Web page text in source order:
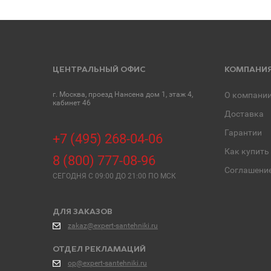
ЦЕНТРАЛЬНЫЙ ОФИС
г. Москва, проезд Нансена дом 1, этаж 4,
кабинет 46
+7 (495) 268-04-06
8 (800) 777-08-96
СЕГОДНЯ C 09:00 ДО 21:00 ПО МСК
ДЛЯ ЗАКАЗОВ
zakaz@expert-santehniki.ru
ОТДЕЛ РЕКЛАМАЦИЙ
op@expert-santehniki.ru
О
Доставка
Гарантии
Как купить